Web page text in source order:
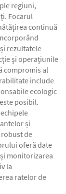
regiuni,
Focarul
continuă
rezultatele
și operațiunile
compromis al
include
ecologic
posibil.
și
de
oferă date
monitorizarea
la
ratelor de